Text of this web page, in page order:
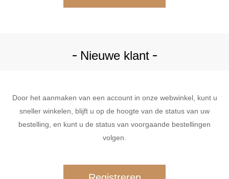
Nieuwe klant
Door het aanmaken van een account in onze webwinkel, kunt u
sneller winkelen, blijft u op de hoogte van de status van uw
bestelling, en kunt u de status van voorgaande bestellingen
volgen.